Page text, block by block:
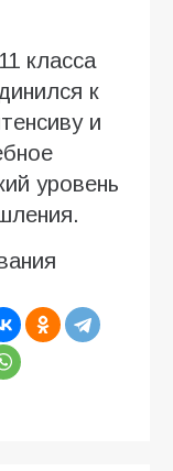
класса
к
и
уровень